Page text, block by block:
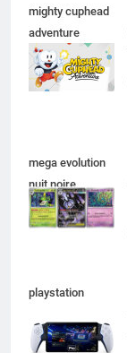
mighty cuphead
adventure
nintendo switch
mega evolution
nuit noire
playstation